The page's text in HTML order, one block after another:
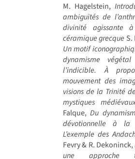
M. Hagelstein,
ambiguïtés de
divinité agissante
céramique grecque
Un motif
dynamisme végétal
l’indicible. À
mouvement des
visions de la Trinité
mystiques
Falque,Du
dévotionnelle à
L’exemple des
Fevry & R. Dekoninck,
une approche